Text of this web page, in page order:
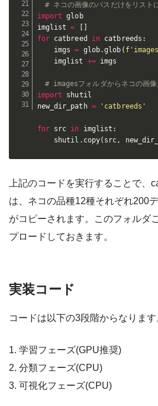
# ネコの画像のパスだけをリスト
import glob
imglist =
for catbreed in catbreeds :
    imgs
= glob.glob (
    imglist
+= imgs
# imagesフォルダからネコの画
import shutil
new_dir_path = 'catbreeds'
for src in imglist :
    shutil
. copy( src,
上記のコードを実行することで、
は、ネコの品種12種それぞれ200
がコピーされます。このフォルダ
プロードしておきます。
実装コード
コードは以下の3段階からなります
1. 学習フェーズ(GPU推奨)
2. 分類フェーズ(CPU)
3. 可視化フェーズ(CPU)